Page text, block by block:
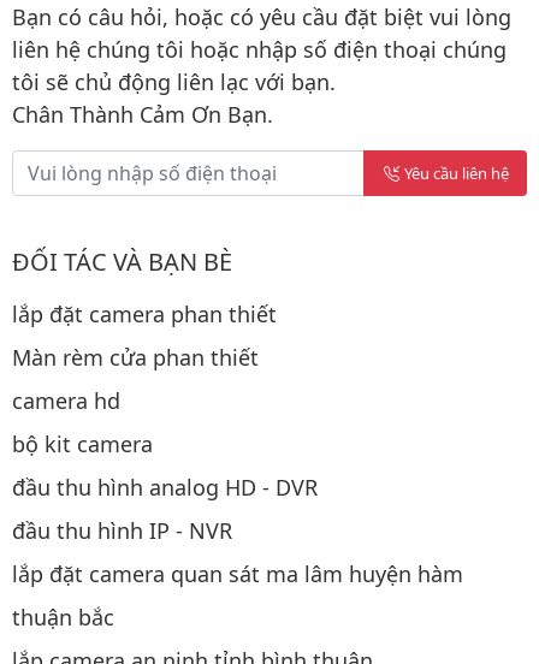
Bạn có câu hỏi, hoặc có yêu cầu đặt biệt vui lòng
liên hệ chúng tôi hoặc nhập số điện thoại chúng
tôi sẽ chủ động liên lạc với bạn.
Chân Thành Cảm Ơn Bạn.
Yêu cầu liên hệ
ĐỐI TÁC VÀ BẠN BÈ
lắp đặt camera phan thiết
Màn rèm cửa phan thiết
camera hd
bộ kit camera
đầu thu hình analog HD - DVR
đầu thu hình IP - NVR
lắp đặt camera quan sát ma lâm huyện hàm
thuận bắc